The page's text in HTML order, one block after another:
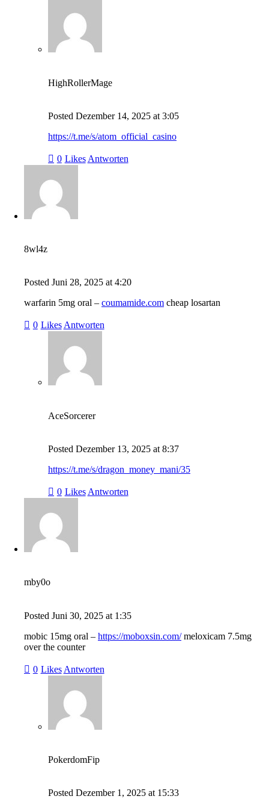
HighRollerMage
Posted Dezember 14, 2025 at 3:05
https://t.me/s/atom_official_casino
0 Likes Antworten
8wl4z
Posted Juni 28, 2025 at 4:20
warfarin 5mg oral – coumamide.com cheap losartan
0 Likes Antworten
AceSorcerer
Posted Dezember 13, 2025 at 8:37
https://t.me/s/dragon_money_mani/35
0 Likes Antworten
mby0o
Posted Juni 30, 2025 at 1:35
mobic 15mg oral – https://moboxsin.com/meloxicam 7.5mg
over the counter
0 Likes Antworten
PokerdomFip
Posted Dezember 1, 2025 at 15:33